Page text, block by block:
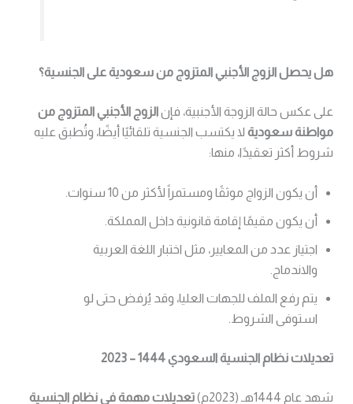
هل يحصل الزوج الأجنبي المتزوج من سعودية على الجنسية؟
على عكس حالة الزوجة الأجنبية، فإنالزوج الأجنبي المتزوج من
مواطنة سعوديةلا يكتسب الجنسية تلقائيًا أيضًا، وتُطبق عليه
شروط أكثر تعقيدًا، منها:
أن يكون الزواج موثقًا ومستمراً لأكثر من 10 سنوات.
أن يكون مقيمًا إقامة قانونية داخل المملكة.
اجتياز عدد من المعايير، مثل اختبار اللغة العربية
والاندماج.
يتم رفع الملف للجهات العليا، وقد يُرفض حتى لو
استوفى الشروط.
تعديلات نظام الجنسية السعودي 1444 – 2023
شهد عام 1444هـ (2023م) تعديلات مهمة في نظام الجنسية